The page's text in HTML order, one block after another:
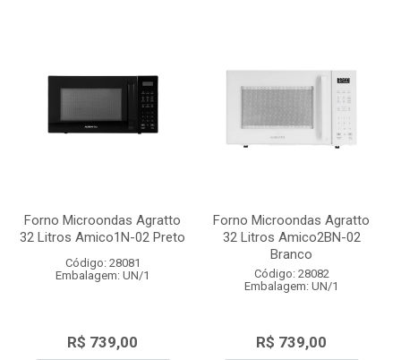
Forno Microondas Agratto
32 Litros Amico1N-02 Preto
Código: 28081
Embalagem: UN/1
R$ 739,00
Forno Microondas Agratto
32 Litros Amico2BN-02
Branco
Código: 28082
Embalagem: UN/1
R$ 739,00